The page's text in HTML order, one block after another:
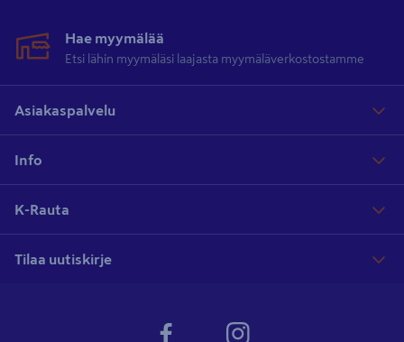
Hae myymälää
Etsi lähin myymäläsi laajasta myymäläverkostostamme
Asiakaspalvelu
Info
K-Rauta
Tilaa uutiskirje